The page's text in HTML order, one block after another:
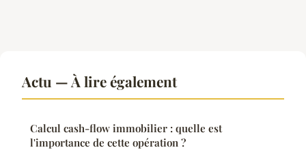
Actu — À lire également
Calcul cash-flow immobilier : quelle est
l'importance de cette opération ?